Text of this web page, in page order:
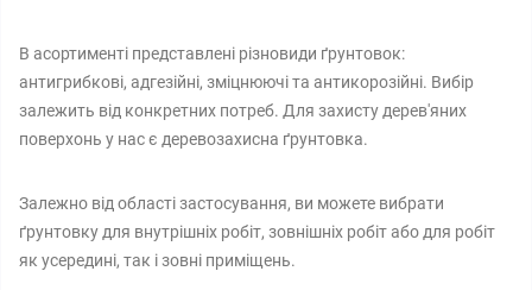
В асортименті представлені різновиди ґрунтовок:
антигрибкові, адгезійні, зміцнюючі та антикорозійні. Вибір
залежить від конкретних потреб. Для захисту дерев'яних
поверхонь у нас є деревозахисна ґрунтовка.
Залежно від області застосування, ви можете вибрати
ґрунтовку для внутрішніх робіт, зовнішніх робіт або для робіт
як усередині, так і зовні приміщень.